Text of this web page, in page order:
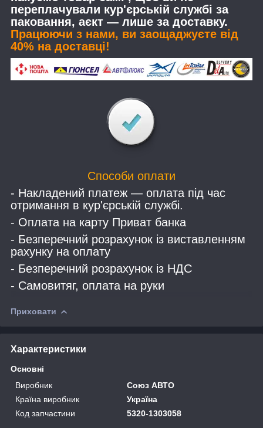
переплачували кур'єрській службі за
паковання, аєкт — лише за доставку.
Працюючи з нами, ви заощаджуєте від
40% на доставці!
Способи оплати
- Накладений платеж — оплата під час
отримання в кур'єрській службі.
- Оплата на карту Приват банка
- Безперечний розрахунок із виставленням
рахунку на оплату
- Безперечний розрахунок із НДС
- Самовитяг, оплата на руки
Приховати
Характеристики
Основні
Виробник
Союз АВТО
Країна виробник
Україна
Код запчастини
5320-1303058